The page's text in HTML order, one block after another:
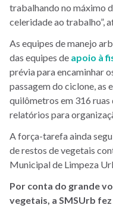
trabalhando no máximo
celeridade ao trabalho”,
As equipes de manejo
das equipes de apoio à
prévia para encaminhar
passagem do ciclone, as
quilômetros em 316
relatórios para
A força-tarefa ainda
de restos de vegetais
Municipal de Limpeza
Por conta do grande
vegetais, a SMSUrb